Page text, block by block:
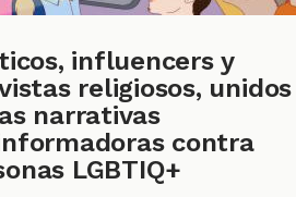
influencers y
religiosos, unidos
narrativas
contra
LGBTIQ+